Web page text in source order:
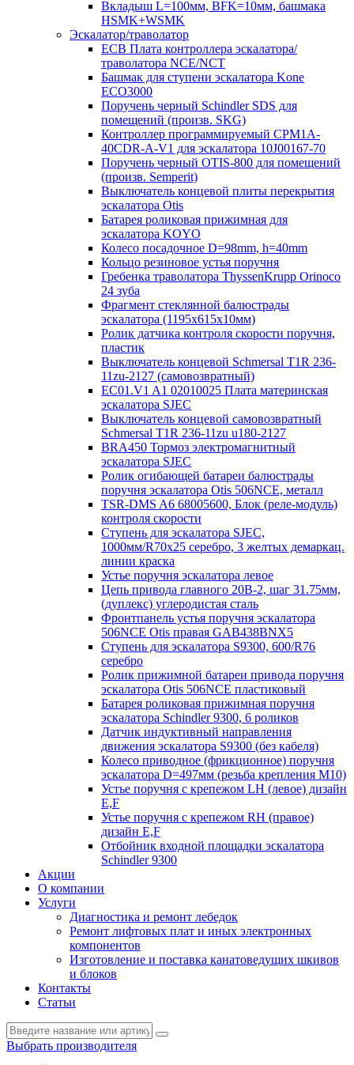
Вкладыш L=100мм, BFK=10мм, башмака
HSMK+WSMK
Эскалатор/траволатор
ECB Плата контроллера эскалатора/
траволатора NCE/NCT
Башмак для ступени эскалатора Kone
ECO3000
Поручень черный Schindler SDS для
помещений (произв. SKG)
Контроллер программируемый CPM1A-
40CDR-A-V1 для эскалатора 10J00167-70
Поручень черный OTIS-800 для помещений
(произв. Semperit)
Выключатель концевой плиты перекрытия
эскалатора Otis
Батарея роликовая прижимная для
эскалатора KOYO
Колесо посадочное D=98mm, h=40mm
Кольцо резиновое устья поручня
Гребенка траволатора ThyssenKrupp Orinoco
24 зуба
Фрагмент стеклянной балюстрады
эскалатора (1195х615х10мм)
Ролик датчика контроля скорости поручня,
пластик
Выключатель концевой Schmersal T1R 236-
11zu-2127 (самовозвратный)
EC01.V1 A1 02010025 Плата материнская
эскалатора SJEC
Выключатель концевой самовозвратный
Schmersal T1R 236-11zu u180-2127
BRA450 Тормоз электромагнитный
эскалатора SJEC
Ролик огибающей батареи балюстрады
поручня эскалатора Otis 506NCE, металл
TSR-DMS A6 68005600, Блок (реле-модуль)
контроля скорости
Ступень для эскалатора SJEC,
1000мм/R70x25 серебро, 3 желтых демаркац.
линии краска
Устье поручня эскалатора левое
Цепь привода главного 20B-2, шаг 31.75мм,
(дуплекс) углеродистая сталь
Фронтпанель устья поручня эскалатора
506NCE Otis правая GAB438BNX5
Ступень для эскалатора S9300, 600/R76
серебро
Ролик прижимной батареи привода поручня
эскалатора Otis 506NCE пластиковый
Батарея роликовая прижимная поручня
эскалатора Schindler 9300, 6 роликов
Датчик индуктивный направления
движения эскалатора S9300 (без кабеля)
Колесо приводное (фрикционное) поручня
эскалатора D=497мм (резьба крепления M10)
Устье поручня с крепежом LH (левое) дизайн
E,F
Устье поручня с крепежом RH (правое)
дизайн E,F
Отбойник входной площадки эскалатора
Schindler 9300
Акции
О компании
Услуги
Диагностика и ремонт лебедок
Ремонт лифтовых плат и иных электронных
компонентов
Изготовление и поставка канатоведущих шкивов
и блоков
Контакты
Статьи
Выбрать производителя